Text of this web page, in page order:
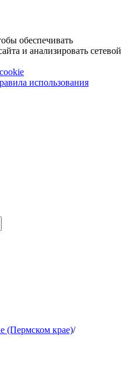
обеспечивать
и анализировать сетевой
использования
(Пермском крае)/